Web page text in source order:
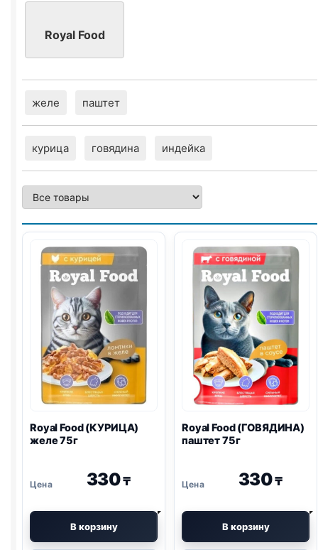
Royal Food
желе паштет
курица говядина индейка
Royal Food (КУРИЦА)
желе 75г
330₸
В корзину
Royal Food (ГОВЯДИНА)
паштет 75г
330₸
В корзину